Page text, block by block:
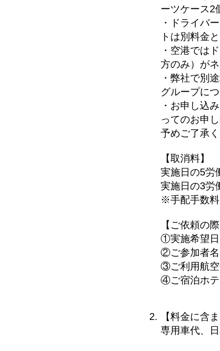
ーツケース2
・ドライバ
トは別料金
・空港では
方のみ）が
・弊社で別
グループに
・お申し込
ってのお申
予めご了承
【取消料】
実施日の5
実施日の3労
※手配手数
【ご依頼の
①実施希望日
②ご参加者
③ご利用航空
④ご宿泊ホ
【料金に含
専用車代、